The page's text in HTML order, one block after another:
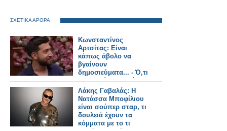
ΣΧΕΤΙΚΑ ΑΡΘΡΑ
Κωνσταντίνος
Αρτσίτας: Είναι
κάπως άβολο να
βγαίνουν
δημοσιεύματα... - Ό,τι
και να κάνει η Ελένη
Τσολάκη θα το κάνει
τέλεια
Λάκης Γαβαλάς: Η
Νατάσσα Μποφίλιου
είναι σούπερ σταρ, τι
δουλειά έχουν τα
κόμματα με το τι